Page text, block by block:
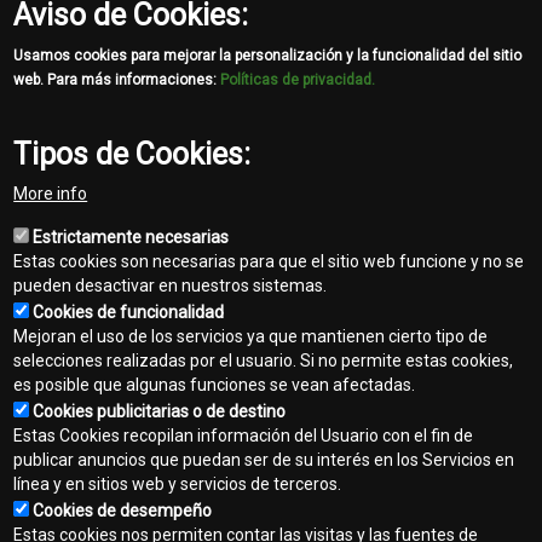
Horas
0
Comentarios
Horas de uso: Consultar
Contacto
Aviso de Cookies:
Usamos cookies para mejorar la personalización y la funcionalidad del sitio
web. Para más informaciones: Políticas de privacidad.
Tipos de Cookies:
More info
Estrictamente necesarias
Estas cookies son necesarias para que el sitio web funcione y no se
pueden desactivar en nuestros sistemas.
Cookies de funcionalidad
Mejoran el uso de los servicios ya que mantienen cierto tipo de
selecciones realizadas por el usuario. Si no permite estas cookies,
es posible que algunas funciones se vean afectadas.
Cookies publicitarias o de destino
Estas Cookies recopilan información del Usuario con el fin de
publicar anuncios que puedan ser de su interés en los Servicios en
línea y en sitios web y servicios de terceros.
Cookies de desempeño
Estas cookies nos permiten contar las visitas y las fuentes de